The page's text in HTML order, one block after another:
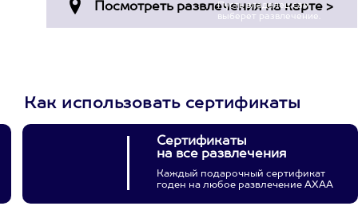
Пусть владелец сам
выберет развлечение.
Как использовать сертификаты
Сертификаты
на все развлечения
Каждый подарочный сертификат
годен на любое развлечение АХАА